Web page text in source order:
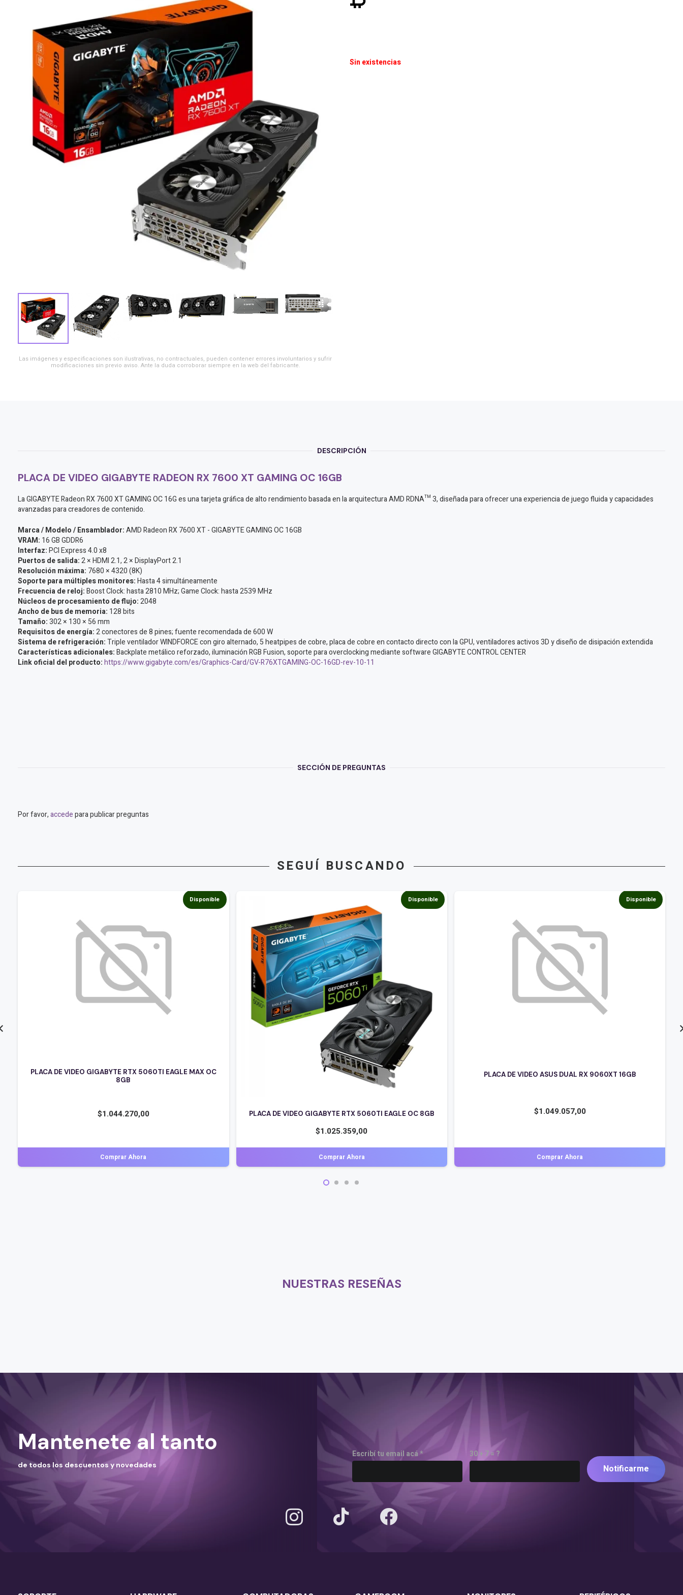
Las imágenes y especificaciones son ilustrativas, no contractuales, pueden contener errores involuntarios y sufrir
modificaciones sin previo aviso. Ante la duda corroborar siempre en la web del fabricante.
Sin existencias
DESCRIPCIÓN
PLACA DE VIDEO GIGABYTE RADEON RX 7600 XT GAMING OC 16GB
La GIGABYTE Radeon RX 7600 XT GAMING OC 16G es una tarjeta gráfica de alto rendimiento basada en la arquitectura AMD RDNA™ 3, diseñada para ofrecer una experiencia de juego fluida y capacidades
avanzadas para creadores de contenido.
Marca / Modelo / Ensamblador:AMD Radeon RX 7600 XT - GIGABYTE GAMING OC 16GB
VRAM: 16 GB GDDR6
Interfaz:PCI Express 4.0 x8
Puertos de salida:2 × HDMI 2.1, 2 × DisplayPort 2.1
Resolución máxima: 7680 × 4320 (8K)
Soporte para múltiples monitores:Hasta 4 simultáneamente
Frecuencia de reloj:Boost Clock: hasta 2810 MHz; Game Clock: hasta 2539 MHz
Núcleos de procesamiento de flujo:2048
Ancho de bus de memoria: 128 bits
Tamaño:302 × 130 × 56 mm
Requisitos de energía:2 conectores de 8 pines; fuente recomendada de 600 W
Sistema de refrigeración:Triple ventilador WINDFORCE con giro alternado, 5 heatpipes de cobre, placa de cobre en contacto directo con la GPU, ventiladores activos 3D y diseño de disipación extendida
Características adicionales:Backplate metálico reforzado, iluminación RGB Fusion, soporte para overclocking mediante software GIGABYTE CONTROL CENTER
Link oficial del producto:https://www.gigabyte.com/es/Graphics-Card/GV-R76XTGAMING-OC-16GD-rev-10-11
SECCIÓN DE PREGUNTAS
Por favor,accedepara publicar preguntas
SEGUÍ BUSCANDO
Disponible
PLACA DE VIDEO GIGABYTE RTX 5060TI EAGLE MAX OC
8GB
$1.044.270,00
Comprar Ahora
Disponible
PLACA DE VIDEO GIGABYTE RTX 5060TI EAGLE OC 8GB
$1.025.359,00
Comprar Ahora
Disponible
PLACA DE VIDEO ASUS DUAL RX 9060XT 16GB
$1.049.057,00
Comprar Ahora
NUESTRAS RESEÑAS
Mantenete al tanto
de todos los descuentos y novedades
Escribí tu email acá * 30 + 7 = ?
Notificarme